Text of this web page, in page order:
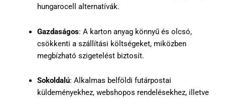
hungarocell alternatívák.
Gazdaságos: A karton anyag könnyű és olcsó,
csökkenti a szállítási költségeket, miközben
megbízható szigetelést biztosít.
Sokoldalú: Alkalmas belföldi futárpostai
küldeményekhez, webshopos rendelésekhez, illetve